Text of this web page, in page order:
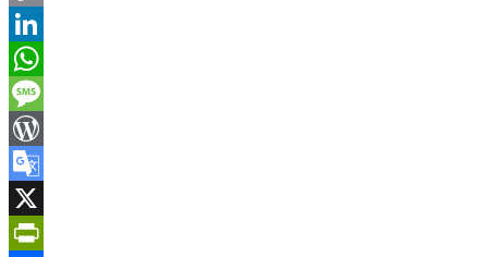
Copy
Link
LinkedIn
WhatsApp
Message
WordPress
Google
Translate
X